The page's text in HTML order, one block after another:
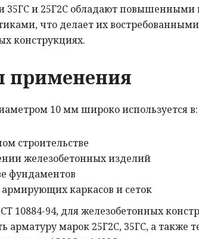
35ГС и 25Г2С обладают
что делает их
конструкциях.
применения
10 мм широко используется в:
строительстве
железобетонных изделий
фундаментов
каркасов и сеток
10884-94, для железобетонных
арматуру марок 25Г2С, 35ГС, а также